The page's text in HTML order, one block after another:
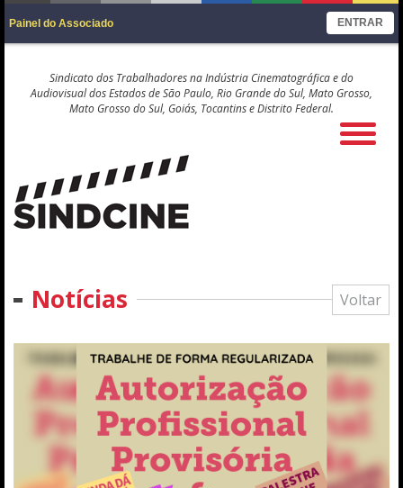
Painel do Associado ENTRAR
Sindicato dos Trabalhadores na Indústria Cinematográfica e do
Audiovisual dos Estados de São Paulo, Rio Grande do Sul, Mato Grosso,
Mato Grosso do Sul, Goiás, Tocantins e Distrito Federal.
Voltar
Notícias